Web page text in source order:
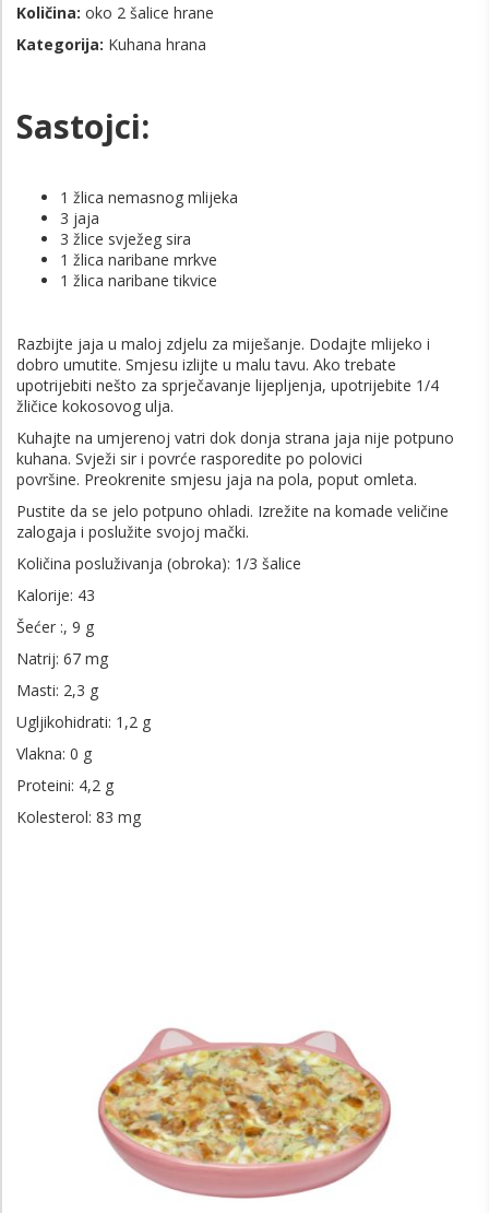
Količina: oko 2 šalice hrane
Kategorija: Kuhana hrana
Sastojci:
1 žlica nemasnog mlijeka
3 jaja
3 žlice svježeg sira
1 žlica naribane mrkve
1 žlica naribane tikvice
Razbijte jaja u maloj zdjelu za miješanje. Dodajte mlijeko i
dobro umutite. Smjesu izlijte u malu tavu. Ako trebate
upotrijebiti nešto za sprječavanje lijepljenja, upotrijebite 1/4
žličice kokosovog ulja.
Kuhajte na umjerenoj vatri dok donja strana jaja nije potpuno
kuhana. Svježi sir i povrće rasporedite po polovici
površine. Preokrenite smjesu jaja na pola, poput omleta.
Pustite da se jelo potpuno ohladi. Izrežite na komade veličine
zalogaja i poslužite svojoj mački.
Količina posluživanja (obroka): 1/3 šalice
Kalorije: 43
Šećer :, 9 g
Natrij: 67 mg
Masti: 2,3 g
Ugljikohidrati: 1,2 g
Vlakna: 0 g
Proteini: 4,2 g
Kolesterol: 83 mg